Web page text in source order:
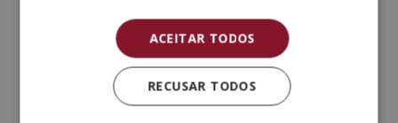
ACEITAR TODOS
RECUSAR TODOS